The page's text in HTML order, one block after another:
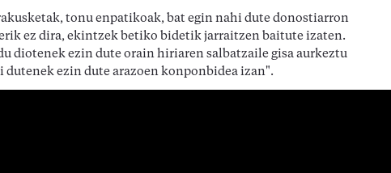
tonu enpatikoak, bat egin nahi dute donostiarron
ez dira, ekintzek betiko bidetik jarraitzen baitute izaten.
diotenek ezin dute orain hiriaren salbatzaile gisa aurkeztu
dutenek ezin dute arazoen konponbidea izan".